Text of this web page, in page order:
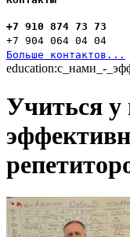
+7 910 874 73 73
+7 904 064 04 04
Больше контактов...
education:с_нами_-
Учиться у